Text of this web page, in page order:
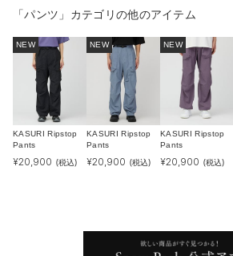
「パンツ」カテゴリの他のアイテム
NEW
KASURI Ripstop
Pants
¥20,900 (税込)
NEW
KASURI Ripstop
Pants
¥20,900 (税込)
NEW
KASURI Ripstop
Pants
¥20,900 (税込)